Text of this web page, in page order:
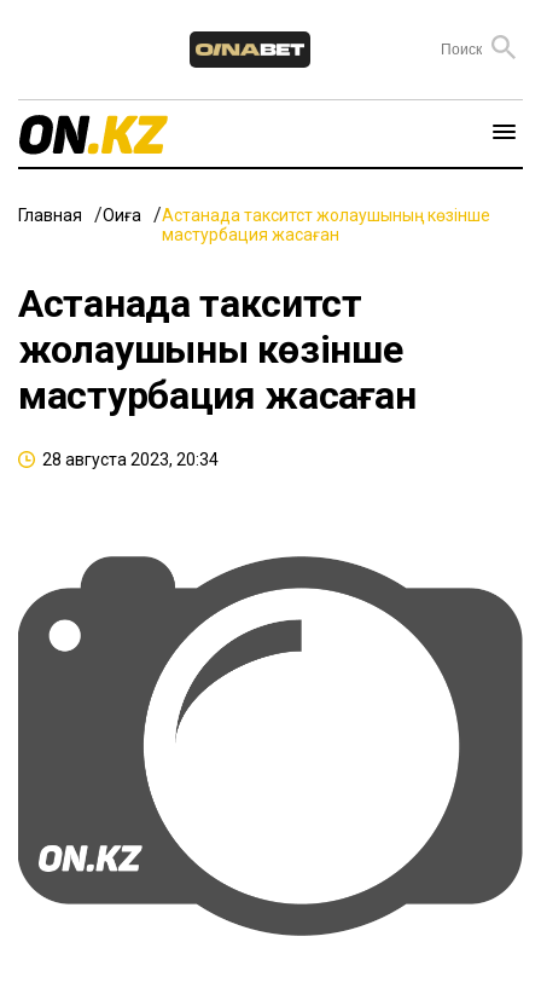
Главная Оқиға
Астанада такситст жолаушының көзінше
мастурбация жасаған
Астанада такситст
жолаушының көзінше
мастурбация жасаған
28 августа 2023, 20:34